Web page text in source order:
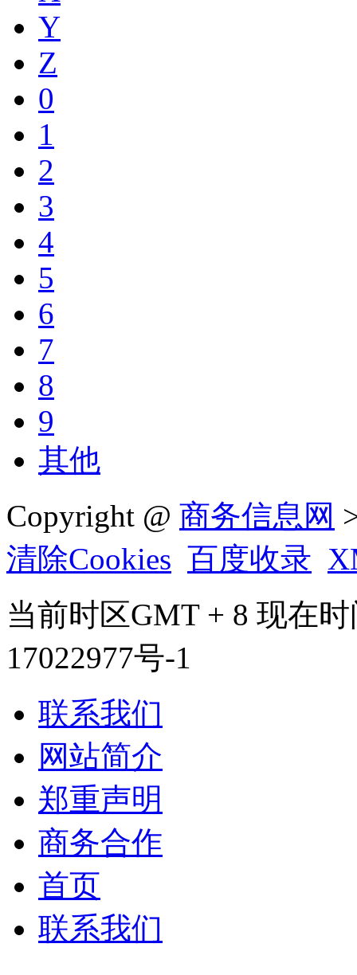
Y
Z
0
1
2
3
4
5
6
7
8
9
其他
Copyright @ 商务信息网
清除Cookies 百度收录
当前时区GMT + 8 现在
17022977号-1
联系我们
网站简介
郑重声明
商务合作
首页
联系我们